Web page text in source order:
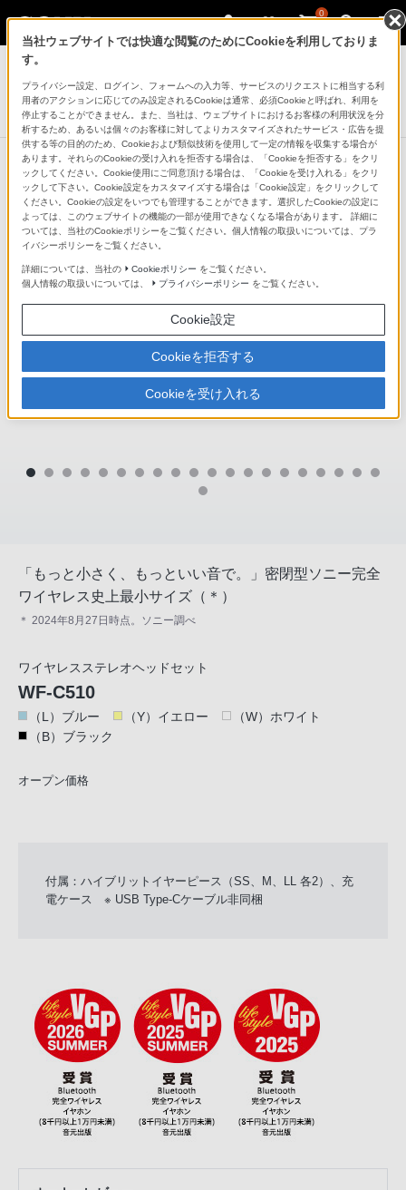
0
ヘッドホン
ワイヤレスステレオヘッドセット
WF-C510
「もっと小さく、もっといい音で。」密閉型ソニー完全
ワイヤレス史上最小サイズ（＊）
＊ 2024年8月27日時点。ソニー調べ
ワイヤレスステレオヘッドセット
WF-C510
（L）ブルー （Y）イエロー
（W）ホワイト
（B）ブラック
オープン価格
付属：ハイブリットイヤーピース（SS、M、LL 各2）、充
電ケース ※ USB Type-Cケーブル非同梱
当社ウェブサイトでは快適な閲覧のためにCookieを利用しておりま
す。
プライバシー設定、ログイン、フォームへの入力等、サービスのリクエストに相当する利
用者のアクションに応じてのみ設定されるCookieは通常、必須Cookieと呼ばれ、利用を
停止することができません。また、当社は、ウェブサイトにおけるお客様の利用状況を分
析するため、あるいは個々のお客様に対してよりカスタマイズされたサービス・広告を提
供する等の目的のため、Cookieおよび類似技術を使用して一定の情報を収集する場合が
あります。それらのCookieの受け入れを拒否する場合は、「Cookieを拒否する」をクリ
ックしてください。Cookie使用にご同意頂ける場合は、「Cookieを受け入れる」をクリ
ックして下さい。Cookie設定をカスタマイズする場合は「Cookie設定」をクリックして
ください。Cookieの設定をいつでも管理することができます。選択したCookieの設定に
よっては、このウェブサイトの機能の一部が使用できなくなる場合があります。 詳細に
ついては、当社のCookieポリシーをご覧ください。個人情報の取扱いについては、プラ
イバシーポリシーをご覧ください。
詳細については、当社の Cookieポリシー をご覧ください。
個人情報の取扱いについては、
プライバシーポリシー をご覧ください。
Cookie設定
Cookieを拒否する
Cookieを受け入れる